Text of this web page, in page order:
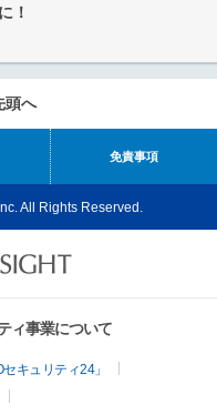
！
頭へ
免責事項
All Rights Reserved.
ィ事業について
キュリティ24」